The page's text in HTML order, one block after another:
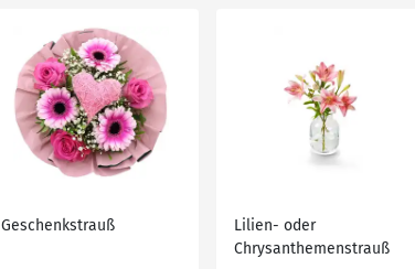
Geschenkstrauß
Lilien- oder
Chrysanthemenstrauß